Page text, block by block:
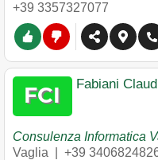
+39 3357327077
Fabiani
Consulenza Informatica
Vaglia
+39